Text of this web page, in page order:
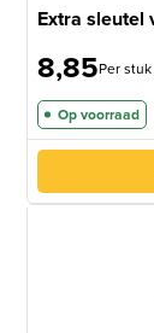
Extra sleutel
8,85Per stuk
Op voorraad